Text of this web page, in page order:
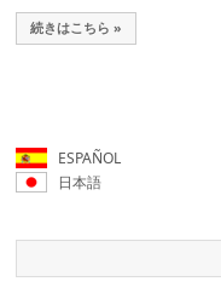
続きはこちら »
ESPAÑOL
日本語